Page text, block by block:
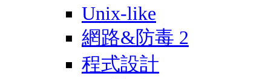
Unix-like
網路&防毒 2
程式設計